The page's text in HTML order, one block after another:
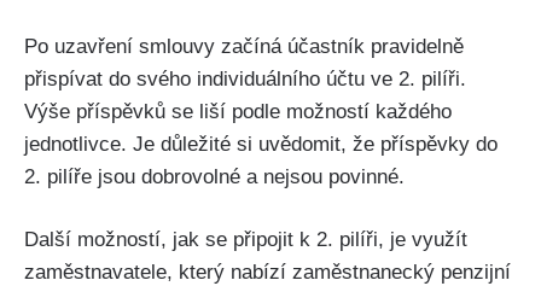
Po uzavření smlouvy začíná účastník pravidelně
přispívat do svého individuálního účtu ve 2. pilíři.
Výše příspěvků se liší podle možností každého
jednotlivce. Je důležité si uvědomit, že příspěvky do
2. pilíře jsou dobrovolné a nejsou povinné.
Další možností, jak se připojit k 2. pilíři, je využít
zaměstnavatele, který nabízí zaměstnanecký penzijní